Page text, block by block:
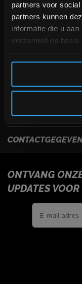
partners voor
partners kunnen
informatie die u
verzameld op basis
USEFULL LINKS
INFORMATIE
ONTVANG
UPDATES